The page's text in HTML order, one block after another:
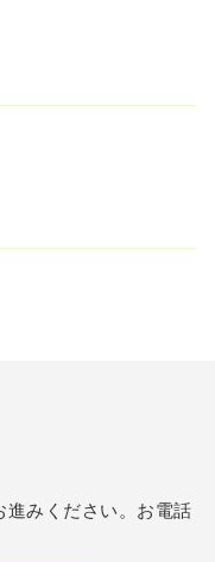
進みください。お電話